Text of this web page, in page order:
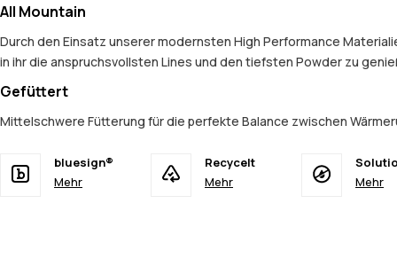
All Mountain
Durch den Einsatz unserer modernsten High Performance
in ihr die anspruchsvollsten Lines und den tiefsten Powder zu
Gefüttert
Mittelschwere Fütterung für die perfekte Balance zwischen
bluesign®
Mehr
Recycelt
Mehr
Mehr